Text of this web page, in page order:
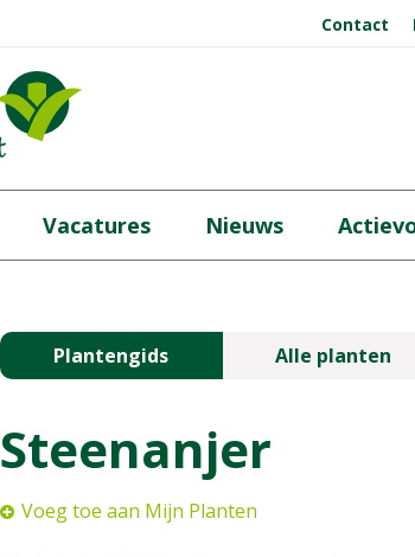
Contact
Vacatures Nieuws
Plantengids Alle planten
Steenanjer
Voeg toe aan Mijn Planten